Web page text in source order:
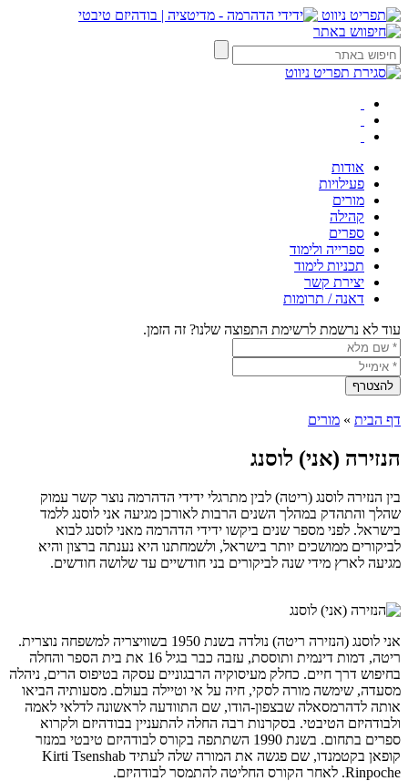
אודות
פעילויות
מורים
קהילה
ספרים
ספרייה ולימוד
תכניות לימוד
יצירת קשר
דאנה / תרומות
עוד לא נרשמת לרשימת התפוצה שלנו? זה הזמן.
דף הבית » מורים
הנזירה (אני) לוסנג
בין הנזירה לוסנג (ריטה) לבין מתרגלי ידידי הדהרמה נוצר קשר עמוק
שהלך והתהדק במהלך השנים הרבות לאורכן מגיעה אני לוסנג ללמד
בישראל. לפני מספר שנים ביקשו ידידי הדהרמה מאני לוסנג לבוא
לביקורים ממושכים יותר בישראל, ולשמחתנו היא נענתה ברצון והיא
מגיעה לארץ מידי שנה לביקורים בני חודשיים עד שלושה חודשים.
אני לוסנג (הנזירה ריטה) נולדה בשנת 1950 בשוויצריה למשפחה נוצרית.
ריטה, דמות דינמית ותוססת, עזבה כבר בגיל 16 את בית הספר והחלה
בחיפוש דרך חיים. כחלק מעיסוקיה הרבגוניים עסקה בטיפוס הרים, ניהלה
מסעדה, שימשה מורה לסקי, חיה על אי וטיילה בעולם. מסעותיה הביאו
אותה לדהרמסאלה שבצפון-הודו, שם התוודעה לראשונה לדלאי לאמה
ולבודהיזם הטיבטי. בסקרנות רבה החלה להתעניין בבודהיזם ולקרוא
ספרים בתחום. בשנת 1990 השתתפה בקורס לבודהיזם טיבטי במנזר
קופאן בקטמנדו, שם פגשה את המורה שלה לעתיד Kirti Tsenshab
Rinpoche. לאחר הקורס החליטה להתמסר לבודהיזם.